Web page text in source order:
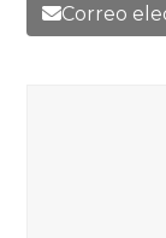
Correo